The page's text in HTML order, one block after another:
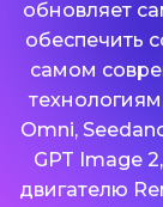
обновляет
обеспечить
самом
Omni,
GPT Image
двигателю